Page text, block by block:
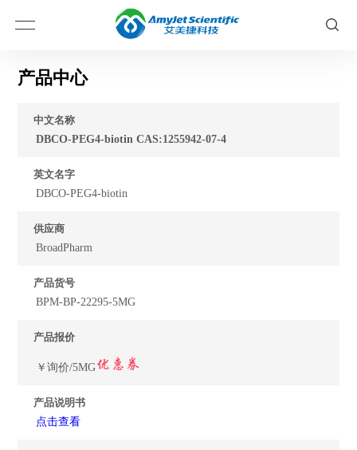
产品中心
中文名称
DBCO-PEG4-biotin CAS:1255942-07-4
英文名字
DBCO-PEG4-biotin
供应商
BroadPharm
产品货号
BPM-BP-22295-5MG
产品报价
￥询价/5MG
产品说明书
点击查看